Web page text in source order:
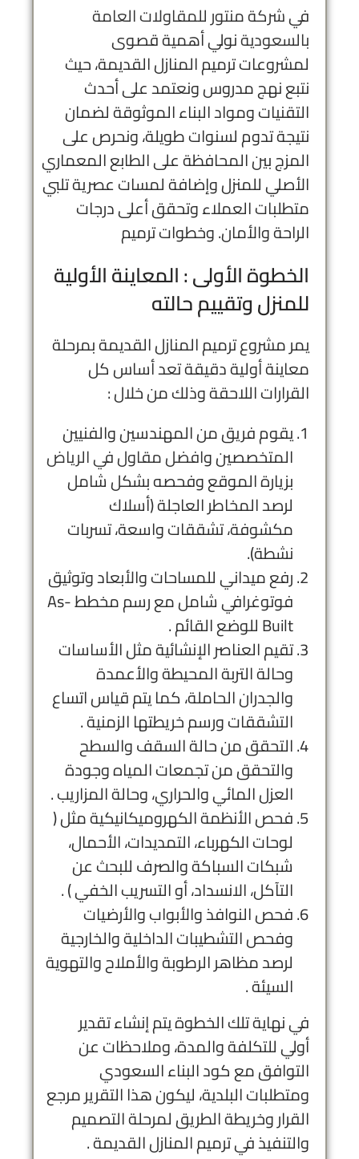
فيشركة منتور للمقاولات العامة
بالسعوديةنولي أهمية قصوى
لمشروعات ترميم المنازل القديمة، حيث
نتبع نهج مدروس ونعتمد على أحدث
التقنيات ومواد البناء الموثوقة لضمان
نتيجة تدوم لسنوات طويلة، ونحرص على
المزج بين المحافظة على الطابع المعماري
الأصلي للمنزل وإضافة لمسات عصرية تلبي
متطلبات العملاء وتحقق أعلى درجات
الراحة والأمان. وخطوات ترميم
الخطوة الأولى : المعاينة الأولية
للمنزل وتقييم حالته
يمر مشروع ترميم المنازل القديمة بمرحلة
معاينة أولية دقيقة تعد أساس كل
القرارات اللاحقة وذلك من خلال :
يقوم فريق من المهندسين والفنيين
المتخصصين وافضل مقاول في الرياض
بزيارة الموقع وفحصه بشكل شامل
لرصد المخاطر العاجلة (أسلاك
مكشوفة، تشققات واسعة، تسربات
نشطة).
رفع ميداني للمساحات والأبعاد وتوثيق
فوتوغرافي شامل مع رسم مخطط As-
Built للوضع القائم .
تقيم العناصر الإنشائية مثل الأساسات
وحالة التربة المحيطة والأعمدة
والجدران الحاملة، كما يتم قياس اتساع
التشققات ورسم خريطتها الزمنية .
التحقق من حالة السقف والسطح
والتحقق من تجمعات المياه وجودة
العزل المائي والحراري، وحالة المزاريب .
فحص الأنظمة الكهروميكانيكية مثل (
لوحات الكهرباء، التمديدات، الأحمال،
شبكات السباكة والصرف للبحث عن
التآكل، الانسداد، أو التسريب الخفي ) .
فحص النوافذ والأبواب والأرضيات
وفحص التشطيبات الداخلية والخارجية
لرصد مظاهر الرطوبة والأملاح والتهوية
السيئة .
في نهاية تلك الخطوة يتم إنشاء تقدير
أولي للتكلفة والمدة، وملاحظات عن
التوافق مع كود البناء السعودي
ومتطلبات البلدية، ليكون هذا التقرير مرجع
القرار وخريطة الطريق لمرحلة التصميم
والتنفيذ في ترميم المنازل القديمة .